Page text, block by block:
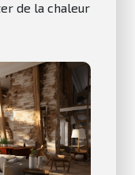
de la chaleur